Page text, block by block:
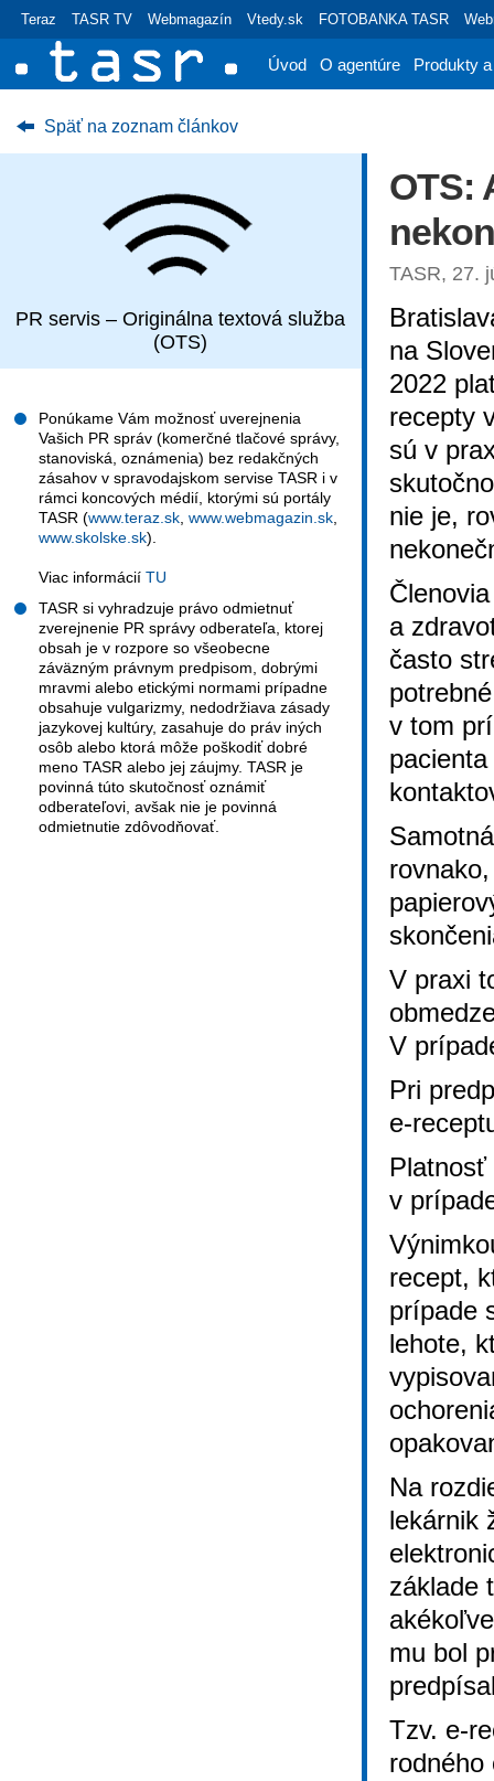
Teraz TASR TV Webmagazín Vtedy.sk FOTOBANKA TASR
Úvod O agentúre Produkty
Späť na zoznam článkov
PR servis – Originálna textová služba
(OTS)
Ponúkame Vám možnosť uverejnenia
Vašich PR správ (komerčné tlačové správy,
stanoviská, oznámenia) bez redakčných
zásahov v spravodajskom servise TASR i v
rámci koncových médií, ktorými sú portály
TASR (www.teraz.sk www.webmagazin.sk
www.skolske.sk).
Viac informácií TU
TASR si vyhradzuje právo odmietnuť
zverejnenie PR správy odberateľa, ktorej
obsah je v rozpore so všeobecne
záväzným právnym predpisom, dobrými
mravmi alebo etickými normami prípadne
obsahuje vulgarizmy, nedodržiava zásady
jazykovej kultúry, zasahuje do práv iných
osôb alebo ktorá môže poškodiť dobré
meno TASR alebo jej záujmy. TASR je
povinná túto skutočnosť oznámiť
odberateľovi, avšak nie je povinná
odmietnutie zdôvodňovať.
OTS:
TASR, 27.
na
2022
recepty
sú v
nie je,
a
často
v tom
V praxi
V
Pri
e-
Platnosť
v
recept,
prípade
lehote,
Na
lekárnik
základe
mu bol
Tzv. e-